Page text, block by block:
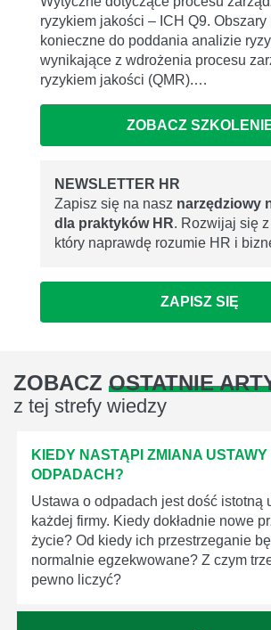
ryzykiem jakości – ICH Q9.
konieczne do poddania analizie
wynikające z wdrożenia procesu
ryzykiem jakości (QMR).…
ZOBACZ
NEWSLETTER HR
Zapisz się na nasz narzędziowy
dla praktyków HR. Rozwijaj się
który naprawdę rozumie HR i
ZAPISZ SIĘ
ZOBACZ OSTATNIE
z tej strefy wiedzy
KIEDY NASTĄPI ZMIANA USTAWY
ODPADACH?
Ustawa o odpadach jest dość istotną
każdej firmy. Kiedy dokładnie nowe
życie? Od kiedy ich przestrzeganie
normalnie egzekwowane? Z czym
pewno liczyć?